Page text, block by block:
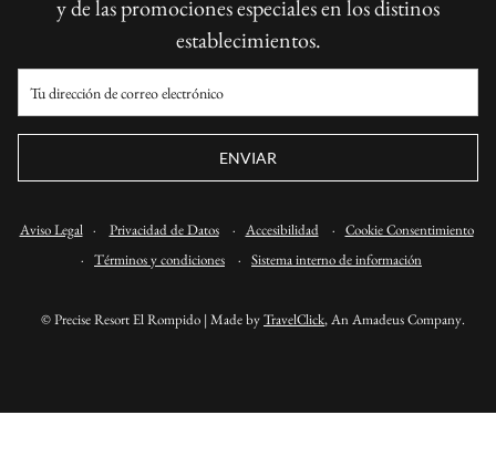
y de las promociones especiales en los distinos
establecimientos.
ENVIAR
Aviso Legal· Privacidad de Datos· Accesibilidad· Cookie Consentimiento
· Términos y condiciones · Sistema interno de información
© Precise Resort El Rompido | Made byTravelClick, An Amadeus Company.